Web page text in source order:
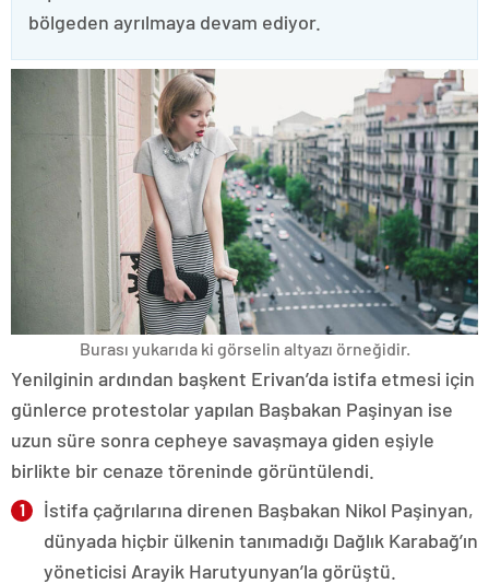
bölgeden ayrılmaya devam ediyor.
Burası yukarıda ki görselin altyazı örneğidir.
Yenilginin ardından başkent Erivan’da istifa etmesi için
günlerce protestolar yapılan Başbakan Paşinyan ise
uzun süre sonra cepheye savaşmaya giden eşiyle
birlikte bir cenaze töreninde görüntülendi.
İstifa çağrılarına direnen Başbakan Nikol Paşinyan,
dünyada hiçbir ülkenin tanımadığı Dağlık Karabağ’ın
yöneticisi Arayik Harutyunyan’la görüştü.